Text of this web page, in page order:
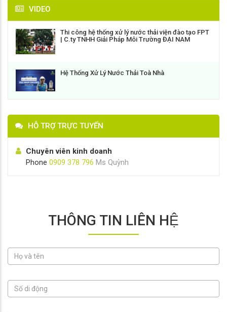
VIDEO
Thi công hệ thống xử lý nước thải viện đào tạo FPT
| C.ty TNHH Giải Pháp Môi Trường ĐẠI NAM
Hệ Thống Xử Lý Nước Thải Toà Nhà
HỖ TRỢ TRỰC TUYẾN
Chuyên viên kinh doanh
Phone 0909 378 796 Ms Quỳnh
THÔNG TIN LIÊN HỆ